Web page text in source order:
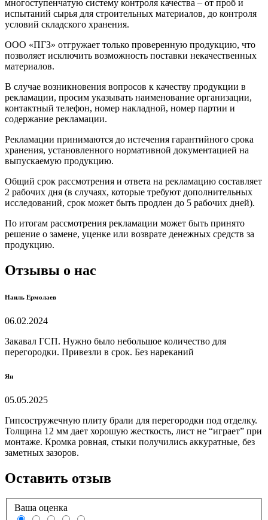
многоступенчатую систему контроля качества – от проб и
испытаний сырья для строительных материалов, до контроля
условий складского хранения.
ООО «ПГЗ» отгружает только проверенную продукцию, что
позволяет исключить возможность поставки некачественных
материалов.
В случае возникновения вопросов к качеству продукции в
рекламации, просим указывать наименование организации,
контактный телефон, номер накладной, номер партии и
содержание рекламации.
Рекламации принимаются до истечения гарантийного срока
хранения, установленного нормативной документацией на
выпускаемую продукцию.
Общий срок рассмотрения и ответа на рекламацию составляет
2 рабочих дня (в случаях, которые требуют дополнительных
исследований, срок может быть продлен до 5 рабочих дней).
По итогам рассмотрения рекламации может быть принято
решение о замене, уценке или возврате денежных средств за
продукцию.
Отзывы о нас
Наиль Ермолаев
06.02.2024
Закавал ГСП. Нужно было небольшое количество для
перегородки. Привезли в срок. Без нареканий
Ян
05.05.2025
Гипсостружечную плиту брали для перегородки под отделку.
Толщина 12 мм дает хорошую жесткость, лист не “играет” при
монтаже. Кромка ровная, стыки получились аккуратные, без
заметных зазоров.
Оставить отзыв
Ваша оценка